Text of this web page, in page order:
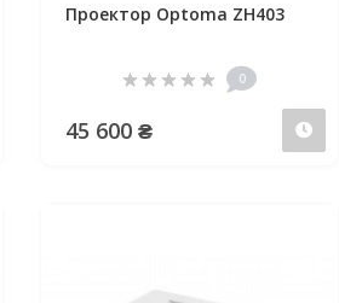
Предзаказ
Проектор Optoma ZH403
0
45 600 ₴